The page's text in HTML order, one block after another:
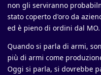
non gli serviranno
stato coperto d'oro da
ed è pieno di ordini dal MO.
Quando si parla di armi,
più di armi come
Oggi si parla, si dovrebbe